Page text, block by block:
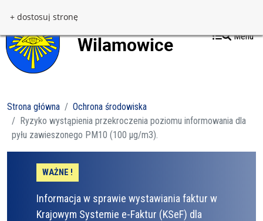
+ dostosuj stronę
Menu
Strona główna
Ochrona środowiska
Ryzyko wystąpienia przekroczenia poziomu informowania dla
pyłu zawieszonego PM10 (100 µg/m3).
WAŻNE !
Informacja w sprawie wystawiania faktur w
Krajowym Systemie e-Faktur (KSeF) dla